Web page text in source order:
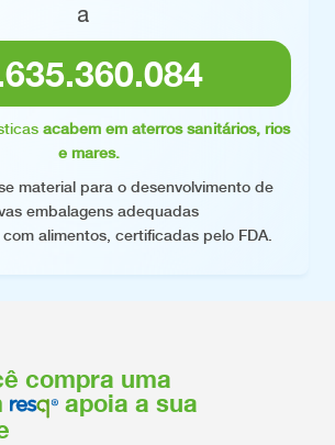
a
acabem em aterros sanitários, rios
e mares.
material para o desenvolvimento de
embalagens adequadas
alimentos, certificadas pelo FDA.
compra uma
apoia a sua